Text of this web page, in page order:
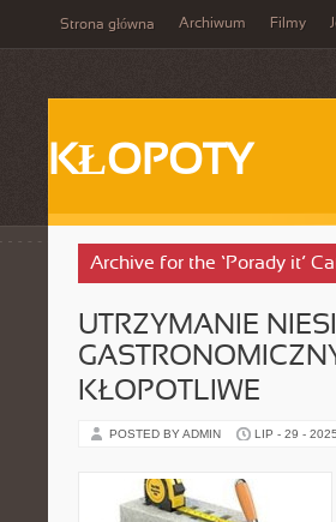
Strona główna Archiwum Filmy
KŁOPOTY
Archive for the ‘Porady it’
UTRZYMANIE
KŁOPOTLIWE
POSTED BY ADMIN LIP - 29 - 2025